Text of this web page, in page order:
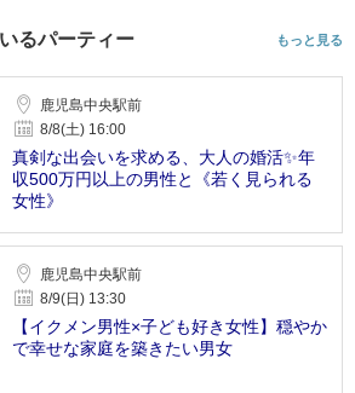
るパーティー もっと見る
鹿児島中央駅前
8/8(土) 16:00
真剣な出会いを求める、大人の婚活✨年
収500万円以上の男性と《若く見られる
女性》
鹿児島中央駅前
8/9(日) 13:30
【イクメン男性×子ども好き女性】穏やか
で幸せな家庭を築きたい男女